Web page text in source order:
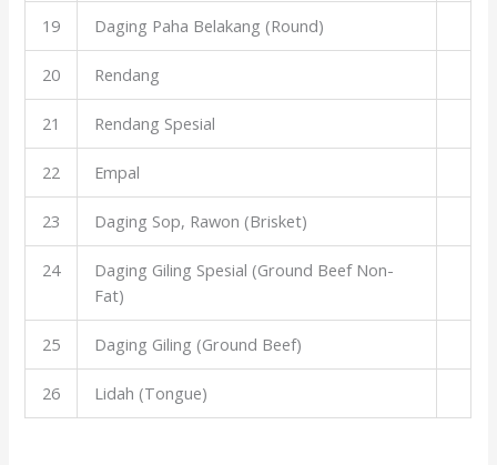
19 Daging Paha Belakang (Round)
20 Rendang
21 Rendang Spesial
22 Empal
23 Daging Sop, Rawon (Brisket)
24
Daging Giling Spesial (Ground Beef Non-
Fat)
25 Daging Giling (Ground Beef)
26 Lidah (Tongue)